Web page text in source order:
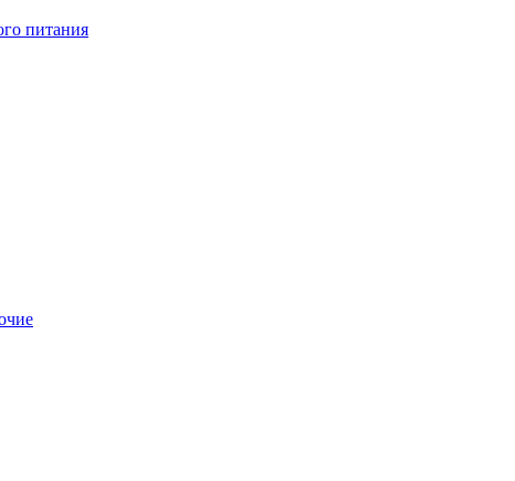
питания